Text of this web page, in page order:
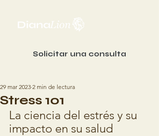
Solicitar una consulta
Stress 101
29 mar 2023 2 min de lectura
La ciencia del estrés y su
impacto en su salud